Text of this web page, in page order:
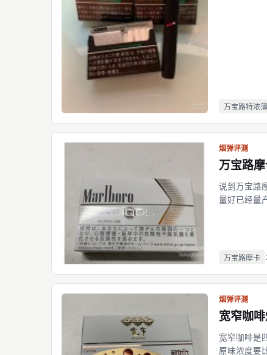
万宝路特浓
烟弹评测
万宝路
说到万宝路
量好已经量
万宝路摩卡
烟弹评测
宽窄咖
宽窄咖啡是
原味浓度要